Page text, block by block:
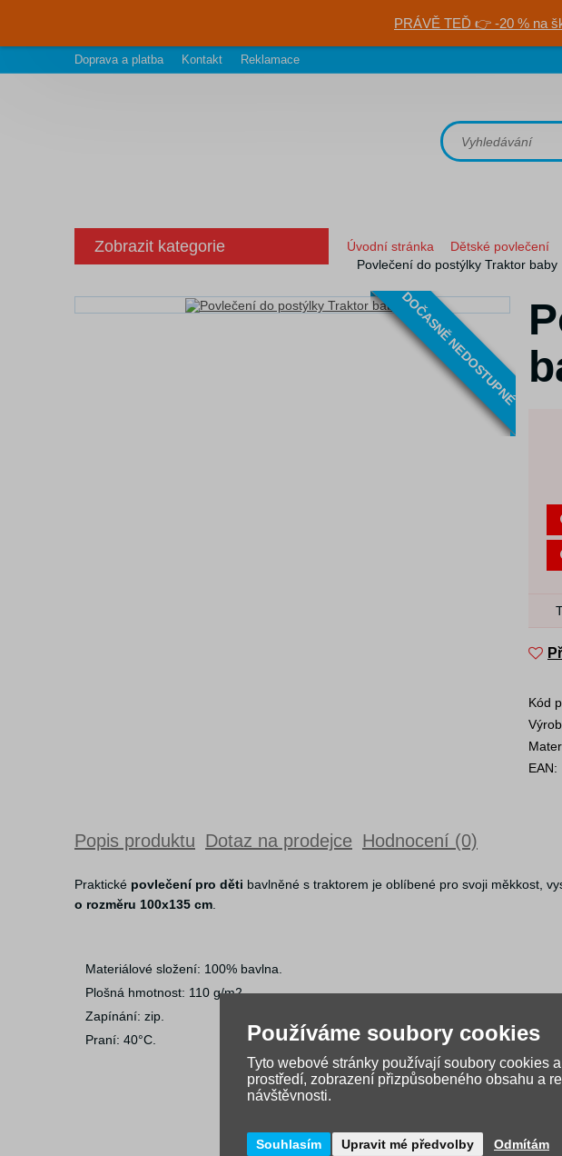
PRÁVĚ TEĎ 👉 -20 % na
Doprava a platba Kontakt Reklamace
Zobrazit kategorie Úvodní stránka Dětské povlečení
Povlečení do postýlky Traktor baby
DOČASNĚ NEDOSTUPNÉ
Kód
EAN:
Popis produktu Dotaz na prodejce Hodnocení (0)
Praktické povlečení pro děti bavlněné s traktorem je oblíbené pro svoji měkkost,
o rozměru 100x135 cm
Materiálové složení: 100% bavlna.
Plošná hmotnost: 110 g/m2.
Zapínání: zip.
Praní: 40°C.
Používáme soubory cookies
Tyto webové stránky používají soubory cookies
prostředí, zobrazení přizpůsobeného obsahu a
návštěvnosti.
Souhlasím Upravit mé předvolby Odmítám